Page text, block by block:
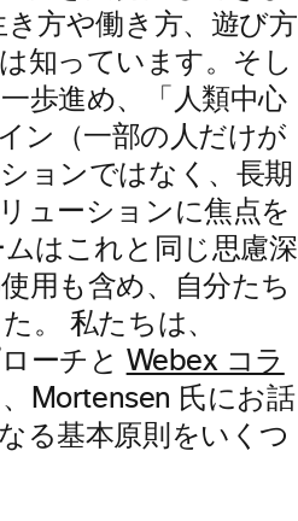
方や働き方、遊び方
知っています。そし
歩進め、「人類中心
ン（一部の人だけが
ョンではなく、長期
ューションに焦点を
はこれと同じ思慮深
用も含め、自分たち
。 私たちは、
ーチと Webex コラ
Mortensen 氏にお話
る基本原則をいくつ